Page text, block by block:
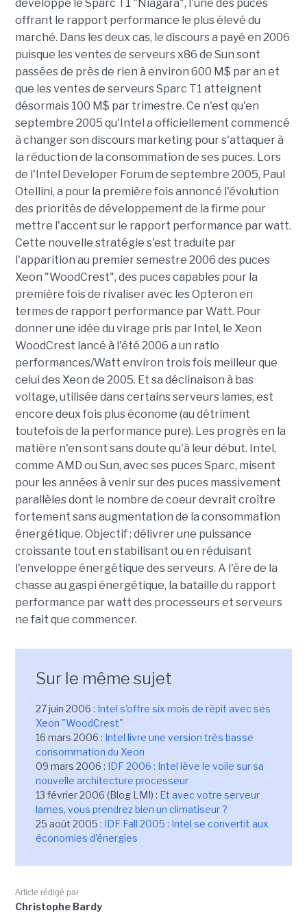
développé le Sparc T1 "Niagara", l'une des puces
offrant le rapport performance le plus élevé du
marché. Dans les deux cas, le discours a payé en 2006
puisque les ventes de serveurs x86 de Sun sont
passées de près de rien à environ 600 M$ par an et
que les ventes de serveurs Sparc T1 atteignent
désormais 100 M$ par trimestre. Ce n'est qu'en
septembre 2005 qu'Intel a officiellement commencé
à changer son discours marketing pour s'attaquer à
la réduction de la consommation de ses puces. Lors
de l'Intel Developer Forum de septembre 2005, Paul
Otellini, a pour la première fois annoncé l'évolution
des priorités de développement de la firme pour
mettre l'accent sur le rapport performance par watt.
Cette nouvelle stratégie s'est traduite par
l'apparition au premier semestre 2006 des puces
Xeon "WoodCrest", des puces capables pour la
première fois de rivaliser avec les Opteron en
termes de rapport performance par Watt. Pour
donner une idée du virage pris par Intel, le Xeon
WoodCrest lancé à l'été 2006 a un ratio
performances/Watt environ trois fois meilleur que
celui des Xeon de 2005. Et sa déclinaison à bas
voltage, utilisée dans certains serveurs lames, est
encore deux fois plus économe (au détriment
toutefois de la performance pure). Les progrès en la
matière n'en sont sans doute qu'à leur début. Intel,
comme AMD ou Sun, avec ses puces Sparc, misent
pour les années à venir sur des puces massivement
parallèles dont le nombre de coeur devrait croître
fortement sans augmentation de la consommation
énergétique. Objectif : délivrer une puissance
croissante tout en stabilisant ou en réduisant
l'enveloppe énergétique des serveurs. A l'ère de la
chasse au gaspi énergétique, la bataille du rapport
performance par watt des processeurs et serveurs
ne fait que commencer.
Sur le même sujet
27 juin 2006 : Intel s'offre six mois de répit avec ses
Xeon "WoodCrest"
16 mars 2006 : Intel livre une version très basse
consommation du Xeon
09 mars 2006 : IDF 2006 : Intel lève le voile sur sa
nouvelle architecture processeur
13 février 2006 (Blog LMI) : Et avec votre serveur
lames, vous prendrez bien un climatiseur ?
25 août 2005 : IDF Fall 2005 : Intel se convertit aux
économies d'énergies
Article rédigé par
Christophe Bardy